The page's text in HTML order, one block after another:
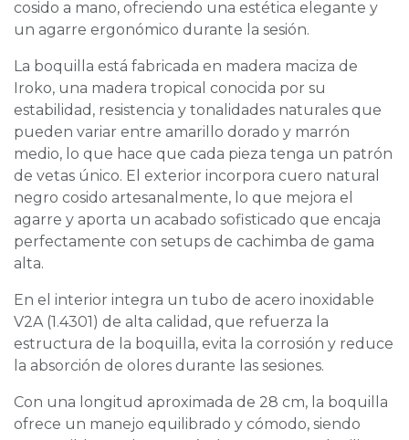
cosido a mano, ofreciendo una estética elegante y
un agarre ergonómico durante la sesión.
La boquilla está fabricada en madera maciza de
Iroko, una madera tropical conocida por su
estabilidad, resistencia y tonalidades naturales que
pueden variar entre amarillo dorado y marrón
medio, lo que hace que cada pieza tenga un patrón
de vetas único. El exterior incorpora cuero natural
negro cosido artesanalmente, lo que mejora el
agarre y aporta un acabado sofisticado que encaja
perfectamente con setups de cachimba de gama
alta.
En el interior integra un tubo de acero inoxidable
V2A (1.4301) de alta calidad, que refuerza la
estructura de la boquilla, evita la corrosión y reduce
la absorción de olores durante las sesiones.
Con una longitud aproximada de 28 cm, la boquilla
ofrece un manejo equilibrado y cómodo, siendo